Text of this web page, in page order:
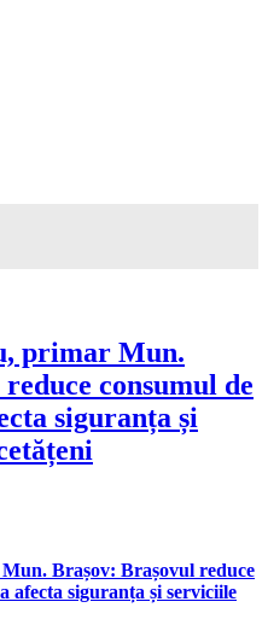
primar Mun.
consumul de
siguranța și
Brașov: Brașovul reduce
afecta siguranța și serviciile